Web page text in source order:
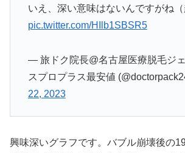
いえ、深い意味はないんですがね（
pic.twitter.com/HIlb1SBSR5
— 旅ドク院長@名古屋医療脱毛ジ
スプロプラス最安値
22, 2023
興味深いグラフです。バブル崩壊後の